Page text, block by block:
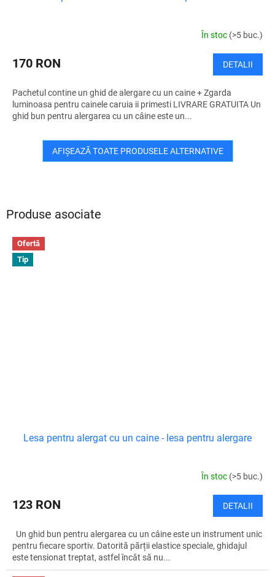
Produse asociate
Ofertă
Tip
Lesa pentru alergat cu un caine - lesa pentru alergare
În stoc (>5 buc.)
123 RON DETALII
Un ghid bun pentru alergarea cu un câine este un instrument unic
pentru fiecare sportiv. Datorită părții elastice speciale, ghidajul
este tensionat treptat, astfel încât să nu...
T
U
I
T
În stoc (>5 buc.)
170 RON DETALII
Pachetul contine un ghid de alergare cu un caine + Zgarda
luminoasa pentru cainele caruia ii primesti LIVRARE GRATUITA Un
ghid bun pentru alergarea cu un câine este un...
AFIŞEAZĂ TOATE PRODUSELE ALTERNATIVE